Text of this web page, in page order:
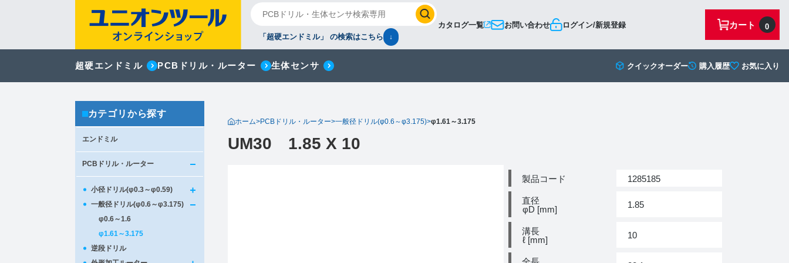
カタログ一覧 お問い合わせ ログイン/新規登録 0
カート
「超硬エンドミル」 の検索はこちら ↓
超硬エンドミル PCBドリル・ルーター 生体センサ クイックオーダー 購入履歴 お気に入り
ホーム>PCBドリル・ルーター>一般径ドリル(φ0.6～φ3.175)>φ1.61～3.175
UM30 1.85 X 10
製品コード 1285185
直径
φD [mm]
1.85
溝長
ℓ [mm]
10
カテゴリから探す
エンドミル
PCBドリル・ルーター
小径ドリル(φ0.3～φ0.59)
一般径ドリル(φ0.6～φ3.175)
φ0.6～1.6
φ1.61～3.175
逆段ドリル